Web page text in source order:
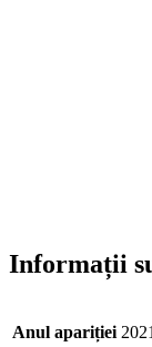
Informații
Anul apariției 2021